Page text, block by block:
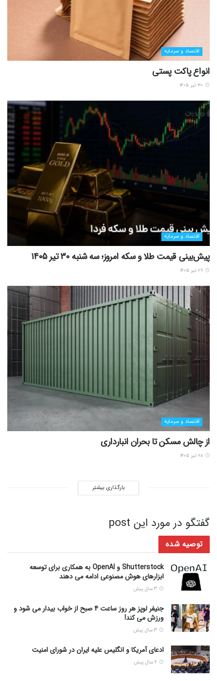
اقتصاد و سرمایه
انواع پاکت پستی
اقتصاد و سرمایه
پیش‌بینی قیمت طلا و سکه امروز؛ سه شنبه 30 تیر 1405
اقتصاد و سرمایه
از چالش مسکن تا بحران انبارداری
بارگذاری بیشتر
گفتگو در مورد این post
توصیه شده
Shutterstock و OpenAI به همکاری برای توسعه
ابزارهای هوش مصنوعی ادامه می دهند
جنیفر لوپز هر روز ساعت 4 صبح از خواب بیدار می شود و
ورزش می کند!
ادعای آمریکا و انگلیس علیه ایران در شورای امنیت